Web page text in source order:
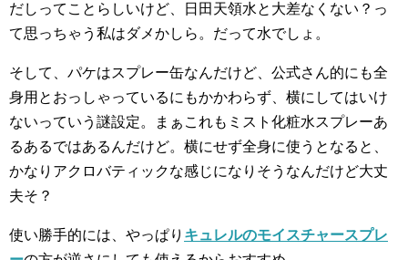
だしってことらしいけど、日田天領水と大差なくない？っ
て思っちゃう私はダメかしら。だって水でしょ。
そして、パケはスプレー缶なんだけど、公式さん的にも全
身用とおっしゃっているにもかかわらず、横にしてはいけ
ないっていう謎設定。まぁこれもミスト化粧水スプレーあ
るあるではあるんだけど。横にせず全身に使うとなると、
かなりアクロバティックな感じになりそうなんだけど大丈
夫そ？
使い勝手的には、やっぱり キュレルのモイスチャースプレ